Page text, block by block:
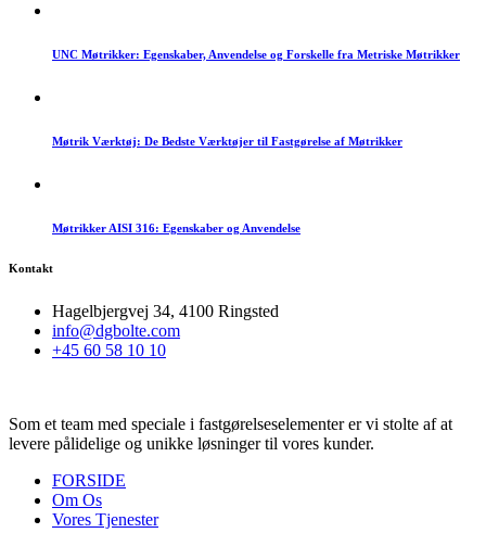
UNC Møtrikker: Egenskaber, Anvendelse og Forskelle fra Metriske Møtrikker
Møtrik Værktøj: De Bedste Værktøjer til Fastgørelse af Møtrikker
Møtrikker AISI 316: Egenskaber og Anvendelse
Kontakt
Hagelbjergvej 34, 4100 Ringsted
info@dgbolte.com
+45 60 58 10 10
Som et team med speciale i fastgørelseselementer er vi stolte af at
levere pålidelige og unikke løsninger til vores kunder.
FORSIDE
Om Os
Vores Tjenester